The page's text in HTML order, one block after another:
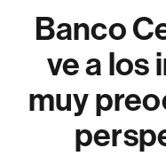
Banco
ve a los
muy